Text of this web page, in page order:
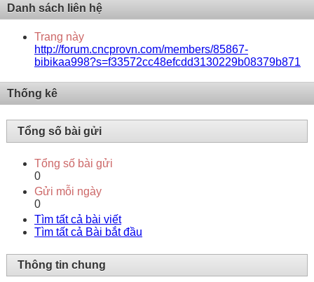
Danh sách liên hệ
Trang này
http://forum.cncprovn.com/members/85867-
bibikaa998?s=f33572cc48efcdd3130229b08379b871
Thống kê
Tổng số bài gửi
Tổng số bài gửi
0
Gửi mỗi ngày
0
Tìm tất cả bài viết
Tìm tất cả Bài bắt đầu
Thông tin chung